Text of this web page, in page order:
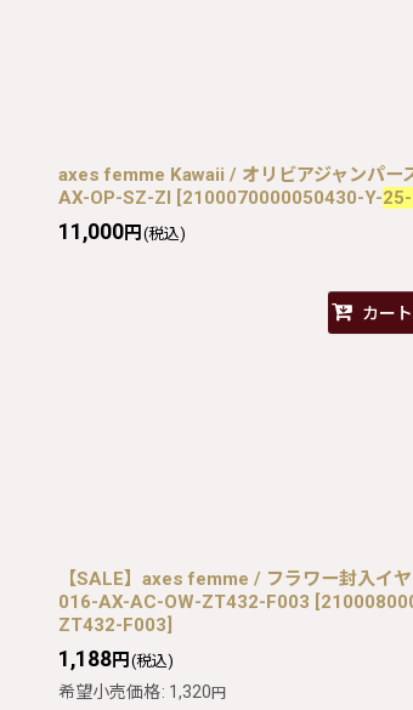
axes femme Kawaii / オリビアジャンパー
AX-OP-SZ-ZI [2100070000050430-Y-
11,000円 (税込)
カー
【SALE】axes femme / フラワー封入イ
016-AX-AC-OW-ZT432-F003 [
ZT432-F003]
1,188円 (税込)
希望小売価格: 1,320円